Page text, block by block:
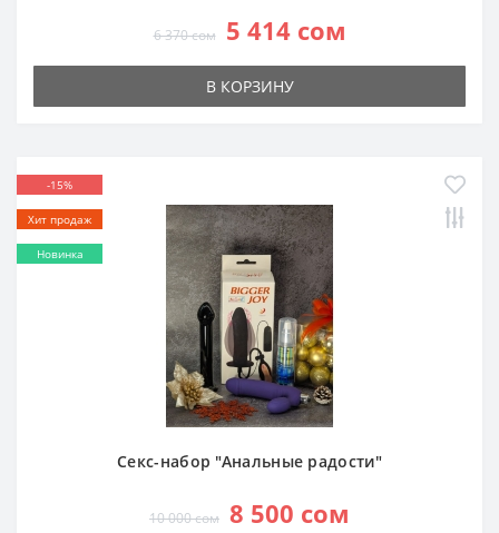
6 370 сом 5 414 сом
В КОРЗИНУ
-15%
Хит продаж
Новинка
Секс-набор "Анальные радости"
10 000 сом 8 500 сом